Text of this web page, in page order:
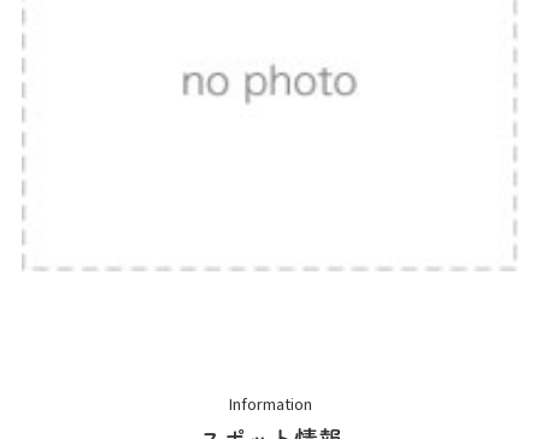
Information